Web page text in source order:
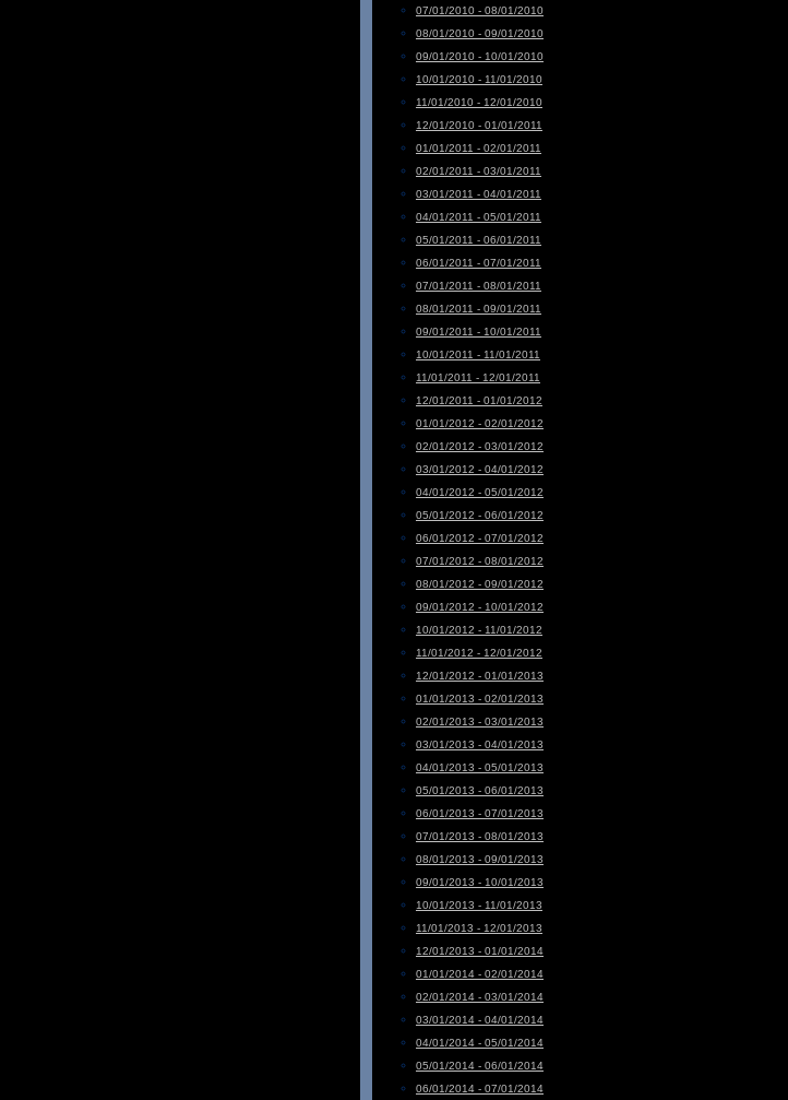
07/01/2010 - 08/01/2010
08/01/2010 - 09/01/2010
09/01/2010 - 10/01/2010
10/01/2010 - 11/01/2010
11/01/2010 - 12/01/2010
12/01/2010 - 01/01/2011
01/01/2011 - 02/01/2011
02/01/2011 - 03/01/2011
03/01/2011 - 04/01/2011
04/01/2011 - 05/01/2011
05/01/2011 - 06/01/2011
06/01/2011 - 07/01/2011
07/01/2011 - 08/01/2011
08/01/2011 - 09/01/2011
09/01/2011 - 10/01/2011
10/01/2011 - 11/01/2011
11/01/2011 - 12/01/2011
12/01/2011 - 01/01/2012
01/01/2012 - 02/01/2012
02/01/2012 - 03/01/2012
03/01/2012 - 04/01/2012
04/01/2012 - 05/01/2012
05/01/2012 - 06/01/2012
06/01/2012 - 07/01/2012
07/01/2012 - 08/01/2012
08/01/2012 - 09/01/2012
09/01/2012 - 10/01/2012
10/01/2012 - 11/01/2012
11/01/2012 - 12/01/2012
12/01/2012 - 01/01/2013
01/01/2013 - 02/01/2013
02/01/2013 - 03/01/2013
03/01/2013 - 04/01/2013
04/01/2013 - 05/01/2013
05/01/2013 - 06/01/2013
06/01/2013 - 07/01/2013
07/01/2013 - 08/01/2013
08/01/2013 - 09/01/2013
09/01/2013 - 10/01/2013
10/01/2013 - 11/01/2013
11/01/2013 - 12/01/2013
12/01/2013 - 01/01/2014
01/01/2014 - 02/01/2014
02/01/2014 - 03/01/2014
03/01/2014 - 04/01/2014
04/01/2014 - 05/01/2014
05/01/2014 - 06/01/2014
06/01/2014 - 07/01/2014